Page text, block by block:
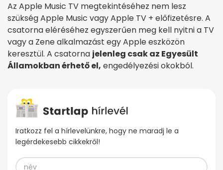
Az Apple Music TV megtekintéséhez nem lesz
szükség Apple Music vagy Apple TV + előfizetésre. A
csatorna eléréséhez egyszerűen meg kell nyitni a TV
vagy a Zene alkalmazást egy Apple eszközön
keresztül. A csatorna jelenleg csak az Egyesült
Államokban érhető el, engedélyezési okokból.
Iratkozz fel a hírlevelünkre, hogy ne maradj le a
legérdekesebb cikkekről!